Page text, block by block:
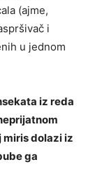
(ajme,
i
u jednom
iz reda
miris dolazi iz
ga